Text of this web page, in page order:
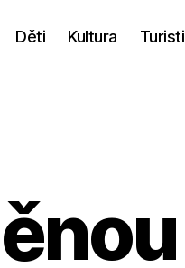
Děti Kultura Turisti